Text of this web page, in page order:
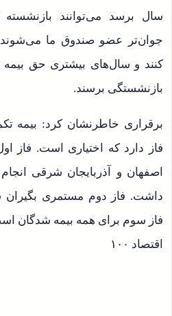
سال برسد می‌توانند
جوان‌تر عضو صندوق ما
کنند و سال‌های بیشتری حق بیمه
بازنشستگی برسند.
برقراری خاطرنشان کرد: بیمه
فاز دارد که اختیاری است. فاز
اصفهان و آذربایجان شرقی
داشت. فاز دوم مستمری
فاز سوم برای همه بیمه شدگان
اقتصاد ۱۰۰